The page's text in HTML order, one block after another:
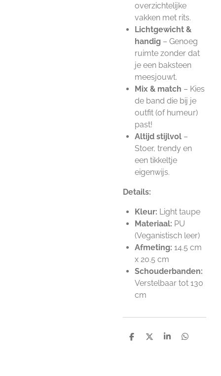
overzichtelijke
vakken met rits.
Lichtgewicht &
handig – Genoeg
ruimte zonder dat
je een baksteen
meesjouwt.
Mix & match – Kies
de band die bij je
outfit (of humeur)
past!
Altijd stijlvol –
Stoer, trendy en
een tikkeltje
eigenwijs.
Details:
Kleur: Light taupe
Materiaal: PU
(Veganistisch leer)
Afmeting: 14.5 cm
x 20.5 cm
Schouderbanden:
Verstelbaar tot 130
cm
D
D
S
D